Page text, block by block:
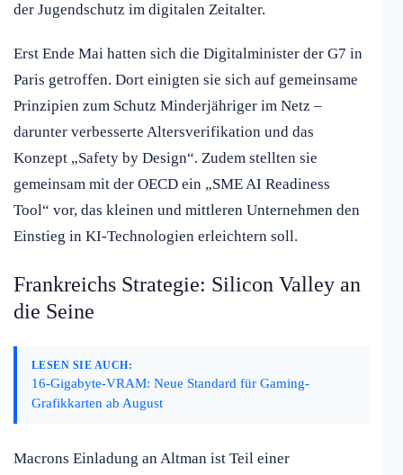
der Jugendschutz im digitalen Zeitalter.
Erst Ende Mai hatten sich die Digitalminister der G7 in
Paris getroffen. Dort einigten sie sich auf gemeinsame
Prinzipien zum Schutz Minderjähriger im Netz –
darunter verbesserte Altersverifikation und das
Konzept „Safety by Design“. Zudem stellten sie
gemeinsam mit der OECD ein „SME AI Readiness
Tool“ vor, das kleinen und mittleren Unternehmen den
Einstieg in KI-Technologien erleichtern soll.
Frankreichs Strategie: Silicon Valley an
die Seine
LESEN SIE AUCH:
16-Gigabyte-VRAM: Neue Standard für Gaming-
Grafikkarten ab August
Macrons Einladung an Altman ist Teil einer